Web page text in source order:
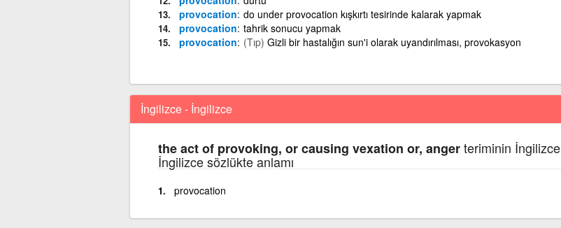
provocation do under provocation kışkırtı tesirinde kalarak yapmak
provocation tahrik sonucu yapmak
provocation (Tıp) Gizli bir hastalığın sun'i olarak uyandırılması, provokasyon
İngilizce - İngilizce
the act of provoking, or causing vexation or, angerteriminin İngilizce
İngilizce sözlükte anlamı
provocation